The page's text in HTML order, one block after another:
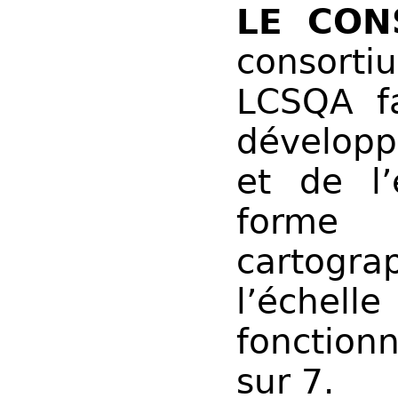
LE
LCSQA
et de
forme
sur 7.